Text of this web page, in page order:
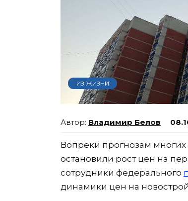
ИЗ ЖИЗНИ
Владимир Белов
Вопреки прогнозам многих
остановили рост цен на
сотрудники федерального
динамики цен на